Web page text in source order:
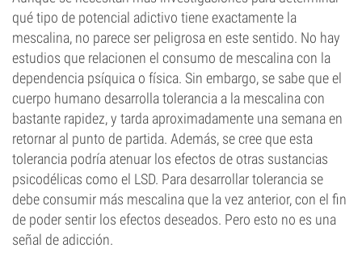
qué tipo de potencial adictivo tiene exactamente la
mescalina, no parece ser peligrosa en este sentido. No hay
estudios que relacionen el consumo de mescalina con la
dependencia psíquica o física. Sin embargo, se sabe que el
cuerpo humano desarrolla tolerancia a la mescalina con
bastante rapidez, y tarda aproximadamente una semana en
retornar al punto de partida. Además, se cree que esta
tolerancia podría atenuar los efectos de otras sustancias
psicodélicas como el LSD. Para desarrollar tolerancia se
debe consumir más mescalina que la vez anterior, con el fin
de poder sentir los efectos deseados. Pero esto no es una
señal de adicción.